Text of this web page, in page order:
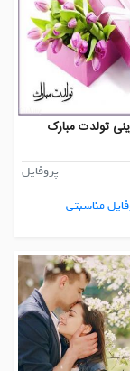
تولدت مبارک
پروفایل
مناسبتی